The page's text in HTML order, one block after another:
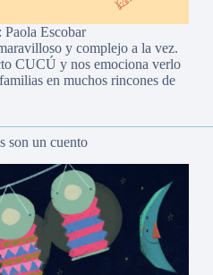
Escobar
y complejo a la vez.
CUCÚ y nos emociona verlo
en muchos rincones de
son un cuento